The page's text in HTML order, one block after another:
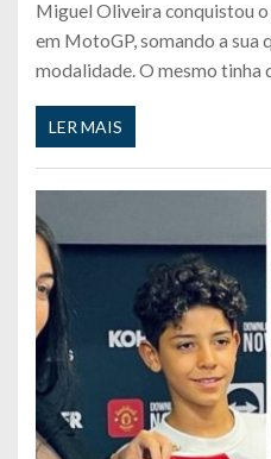
Miguel Oliveira conquistou
em MotoGP, somando a sua
modalidade. O mesmo tinha
LER MAIS